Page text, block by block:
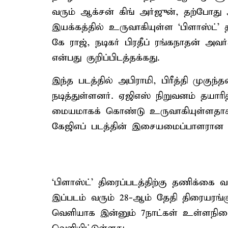
வரும் ஆக்சன் கிங் அர்ஜுன், தற்போது
இயக்கத்தில் உருவாகியுள்ள ‘பிளாஸ்ட்’
கே ராஜ், நடிகர் பிரதீப் ரங்கநாதன்
என்பது குறிப்பிடத்தக்கது.
இந்த படத்தில் அபிராமி, பிரீத்தி
நடித்துள்ளனர். ஏஜிஎஸ் நிறுவனம்
மையமாகக் கொண்டு
கேஜிஎப் படத்தின் இசையமைப்பாளரான
‘பிளாஸ்ட்’ திரைப்படத்திற்கு தணிக்கை
இப்படம் வரும் 28-ஆம் தேதி
வெளியாக இன்னும் 7நாட்கள்